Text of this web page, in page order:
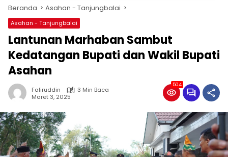
Beranda Asahan - Tanjungbalai
Asahan - Tanjungbalai
Lantunan Marhaban Sambut
Kedatangan Bupati dan Wakil Bupati
Asahan
Faliruddin
3 Min Baca
Maret 3, 2025
504